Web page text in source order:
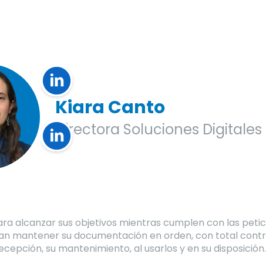
Kiara Canto
Directora Soluciones Digitales
alcanzar sus objetivos mientras cumplen con las
mantener su documentación en orden, con total
su mantenimiento, al usarlos y en su